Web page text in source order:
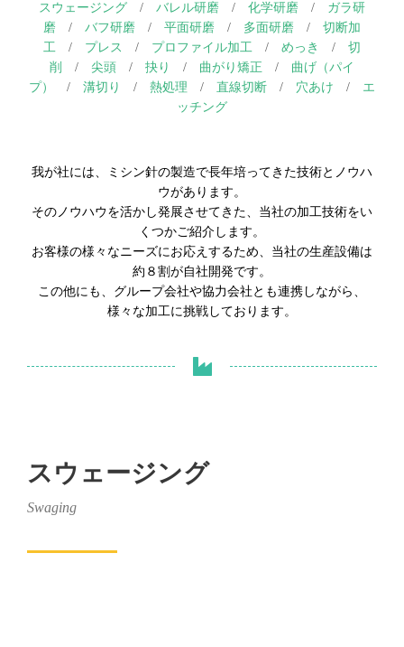
スウェージング / バレル研磨 / 化学研磨 / ガラ研
磨 / バフ研磨 / 平面研磨 / 多面研磨 / 切断加
工 / プレス / プロファイル加工 / めっき / 切
削
/ 尖頭 / 抉り / 曲がり矯正 / 曲げ（パイ
プ）
/ 溝切り / 熱処理 / 直線切断 / 穴あけ /
エ
ッチング
我が社には、ミシン針の製造で長年培ってきた技術とノウハ
ウがあります。
そのノウハウを活かし発展させてきた、当社の加工技術をい
くつかご紹介します。
お客様の様々なニーズにお応えするため、当社の生産設備は
約８割が自社開発です。
この他にも、グループ会社や協力会社とも連携しながら、
様々な加工に挑戦しております。
スウェージング
Swaging